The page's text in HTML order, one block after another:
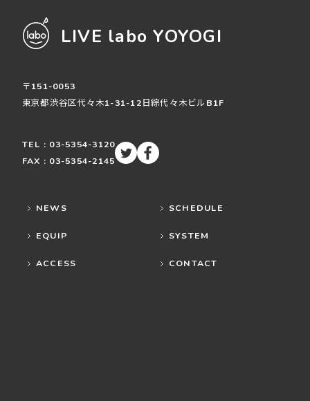
LIVE labo YOYOGI
〒151-0053
東京都渋谷区代々木1-31-12日綜代々木ビルB1F
TEL : 03-5354-3120
FAX : 03-5354-2145
NEWS SCHEDULE
EQUIP SYSTEM
ACCESS CONTACT